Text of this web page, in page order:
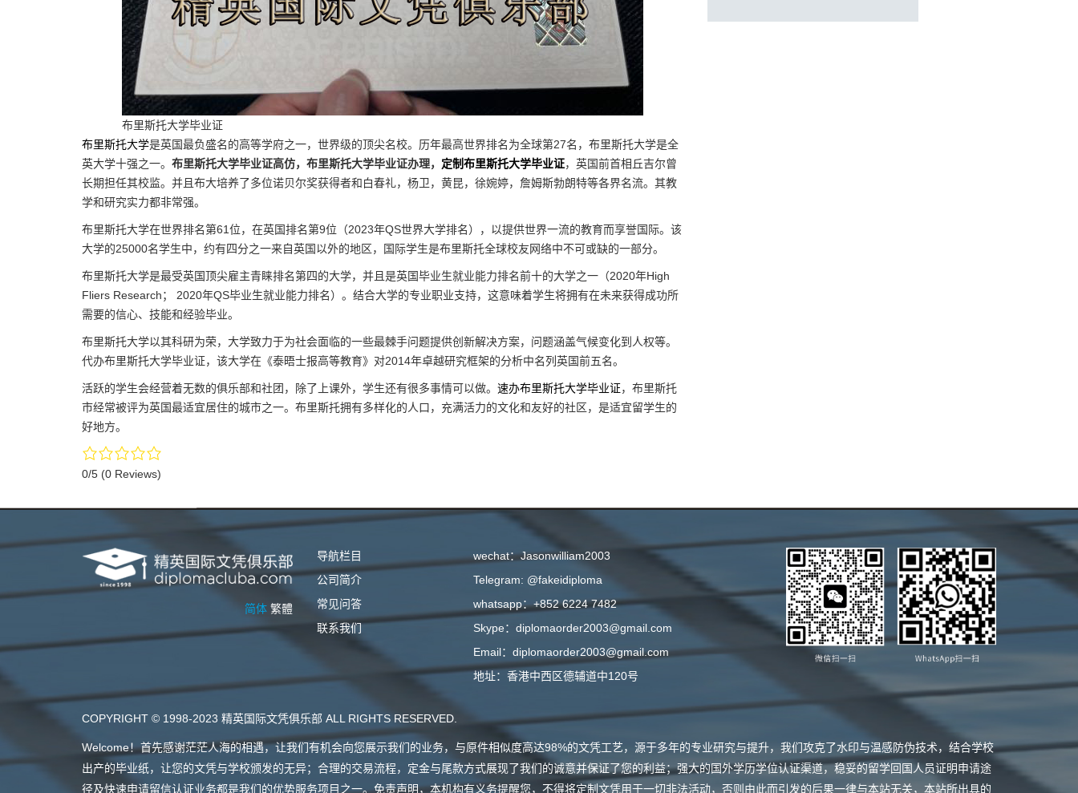
布里斯托大学毕业证
布里斯托大学是英国最负盛名的高等学府之一，世界级的顶尖名校。历年最高世界排名为全球第27名，布里斯托大学是全
英大学十强之一。 布里斯托大学毕业证高仿，布里斯托大学毕业证办理， 定制布里斯托大学毕业证，英国前首相丘吉尔曾
长期担任其校监。并且布大培养了多位诺贝尔奖获得者和白春礼，杨卫，黄昆，徐婉婷，詹姆斯勃朗特等各界名流。其教
学和研究实力都非常强。
布里斯托大学在世界排名第61位，在英国排名第9位（2023年QS世界大学排名），以提供世界一流的教育而享誉国际。该
大学的25000名学生中，约有四分之一来自英国以外的地区，国际学生是布里斯托全球校友网络中不可或缺的一部分。
布里斯托大学是最受英国顶尖雇主青睐排名第四的大学，并且是英国毕业生就业能力排名前十的大学之一（2020年High
Fliers Research； 2020年QS毕业生就业能力排名）。结合大学的专业职业支持，这意味着学生将拥有在未来获得成功所
需要的信心、技能和经验毕业。
布里斯托大学以其科研为荣，大学致力于为社会面临的一些最棘手问题提供创新解决方案，问题涵盖气候变化到人权等。
代办布里斯托大学毕业证，该大学在《泰晤士报高等教育》对2014年卓越研究框架的分析中名列英国前五名。
活跃的学生会经营着无数的俱乐部和社团，除了上课外，学生还有很多事情可以做。 速办布里斯托大学毕业证，布里斯托
市经常被评为英国最适宜居住的城市之一。布里斯托拥有多样化的人口，充满活力的文化和友好的社区，是适宜留学生的
好地方。
0/5 (0 Reviews)
简体 繁體
导航栏目
公司简介
常见问答
联系我们
wechat：Jasonwilliam2003
Telegram: @fakeidiploma
whatsapp：+852 6224 7482
Skype：diplomaorder2003@gmail.com
Email：diplomaorder2003@gmail.com
地址：香港中西区德辅道中120号
COPYRIGHT © 1998-2023 精英国际文凭俱乐部 ALL RIGHTS RESERVED.
Welcome！首先感谢茫茫人海的相遇，让我们有机会向您展示我们的业务，与原件相似度高达98%的文凭工艺，源于多年的专业研究与提升，我们攻克了水印与温感防伪技术，结合学校
出产的毕业纸，让您的文凭与学校颁发的无异；合理的交易流程，定金与尾款方式展现了我们的诚意并保证了您的利益；强大的国外学历学位认证渠道，稳妥的留学回国人员证明申请途
径及快速申请留信认证业务都是我们的优势服务项目之一。免责声明，本机构有义务提醒您，不得将定制文凭用于一切非法活动，否则由此而引发的后果一律与本站无关，本站所出具的